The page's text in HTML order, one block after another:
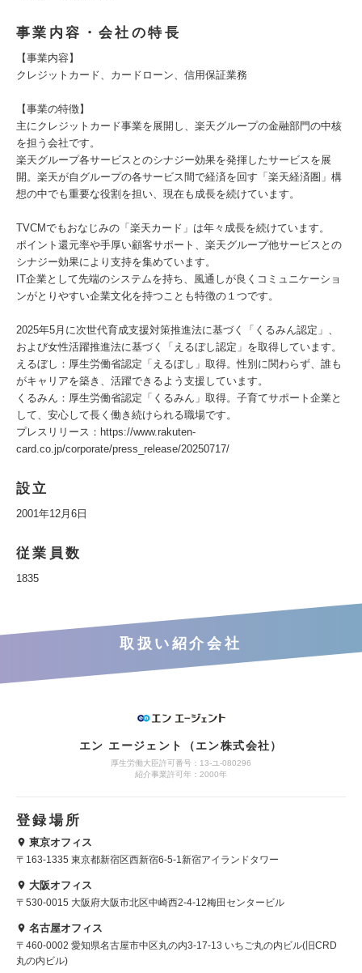
事業内容・会社の特長
【事業内容】
クレジットカード、カードローン、信用保証業務
【事業の特徴】
主にクレジットカード事業を展開し、楽天グループの金融部門の中核
を担う会社です。
楽天グループ各サービスとのシナジー効果を発揮したサービスを展
開。楽天が自グループの各サービス間で経済を回す「楽天経済圏」構
想の中でも重要な役割を担い、現在も成長を続けています。
TVCMでもおなじみの「楽天カード」は年々成長を続けています。
ポイント還元率や手厚い顧客サポート、楽天グループ他サービスとの
シナジー効果により支持を集めています。
IT企業として先端のシステムを持ち、風通しが良くコミュニケーショ
ンがとりやすい企業文化を持つことも特徴の１つです。
2025年5月に次世代育成支援対策推進法に基づく「くるみん認定」、
および女性活躍推進法に基づく「えるぼし認定」を取得しています。
えるぼし：厚生労働省認定「えるぼし」取得。性別に関わらず、誰も
がキャリアを築き、活躍できるよう支援しています。
くるみん：厚生労働省認定「くるみん」取得。子育てサポート企業と
して、安心して長く働き続けられる職場です。
プレスリリース：https://www.rakuten-
card.co.jp/corporate/press_release/20250717/
設立
2001年12月6日
従業員数
1835
取扱い紹介会社
エン エージェント（エン株式会社）
厚生労働大臣許可番号：13-ユ-080296
紹介事業許可年：2000年
登録場所
東京オフィス
〒163-1335 東京都新宿区西新宿6-5-1新宿アイランドタワー
大阪オフィス
〒530-0015 大阪府大阪市北区中崎西2-4-12梅田センタービル
名古屋オフィス
〒460-0002 愛知県名古屋市中区丸の内3-17-13 いちご丸の内ビル(旧CRD
丸の内ビル)